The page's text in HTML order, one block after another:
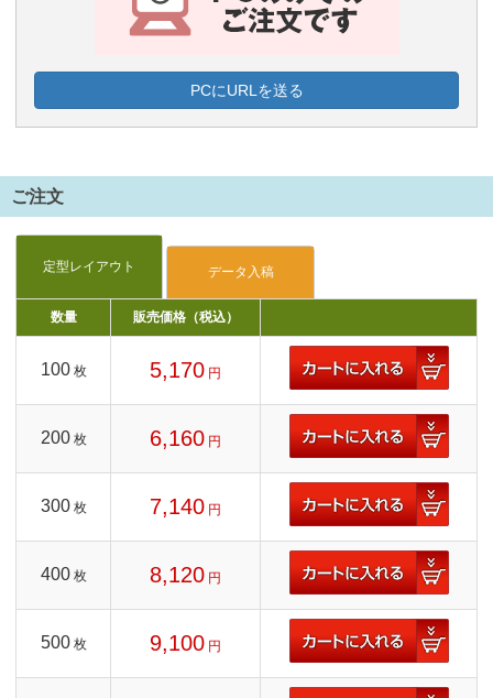
PCにURLを送る
ご注文
数量 販売価格（税込）
100 枚 5,170 円
200 枚 6,160 円
300 枚 7,140 円
400 枚 8,120 円
500 枚 9,100 円